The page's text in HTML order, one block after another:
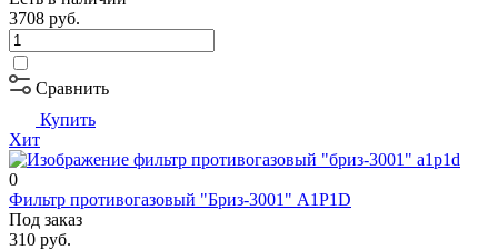
3708 руб.
Сравнить
Купить
Хит
0
Фильтр противогазовый "Бриз-3001" А1Р1D
Под заказ
310 руб.